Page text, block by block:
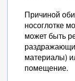
Причиной
носоглотке
может быть
материалы)
помещение.